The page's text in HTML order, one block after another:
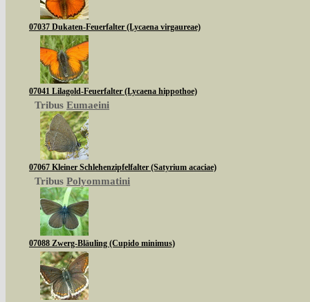
07037 Dukaten-Feuerfalter (Lycaena virgaureae)
07041 Lilagold-Feuerfalter (Lycaena hippothoe)
Tribus Eumaeini
07067 Kleiner Schlehenzipfelfalter (Satyrium acaciae)
Tribus Polyommatini
07088 Zwerg-Bläuling (Cupido minimus)